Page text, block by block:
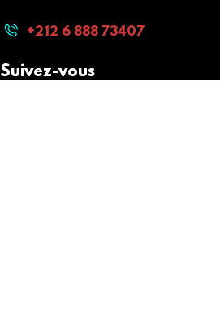
+212 6 888 73407
Suivez-vous